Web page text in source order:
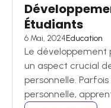
Étudiants
6 Mai, 2024Education
Le développement
un aspect crucial
personnelle.
personnelle,